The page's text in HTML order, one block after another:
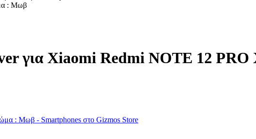
: Μωβ
για Xiaomi Redmi NOTE 12